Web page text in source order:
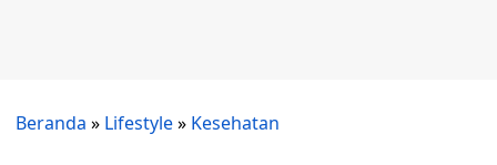
Beranda » Lifestyle» Kesehatan